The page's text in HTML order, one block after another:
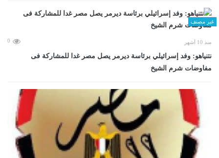
غير مصنف
منذ 10 أشهر 0
نتنياهو: وفد إسرائيلي برئاسة ديرمر يصل مصر غدا للمشاركة فى
مفاوضات شرم الشيخ